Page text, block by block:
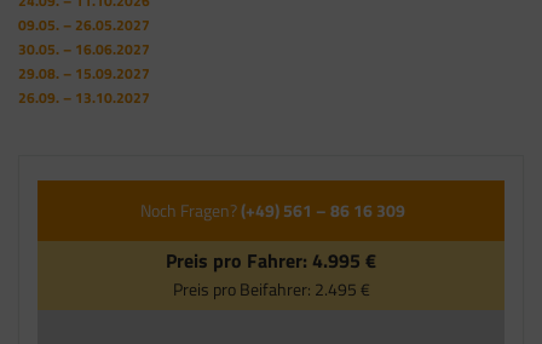
09.05. – 26.05.2027
30.05. – 16.06.2027
29.08. – 15.09.2027
26.09. – 13.10.2027
Noch Fragen?(+49) 561 – 86 16 309
Preis pro Fahrer: 4.995 €
Preis pro Beifahrer: 2.495 €